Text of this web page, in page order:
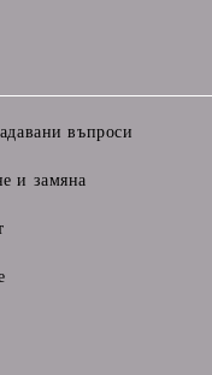
въпроси
и замяна